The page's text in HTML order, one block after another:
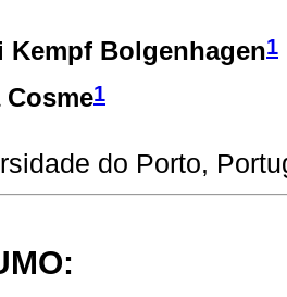
Kempf Bolgenhagen1
Cosme1
do Porto,